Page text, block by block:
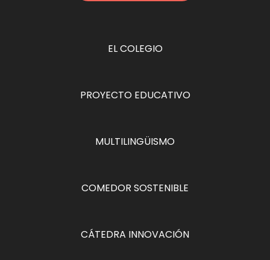
EL COLEGIO
PROYECTO EDUCATIVO
MULTILINGÜISMO
COMEDOR SOSTENIBLE
CÁTEDRA INNOVACIÓN